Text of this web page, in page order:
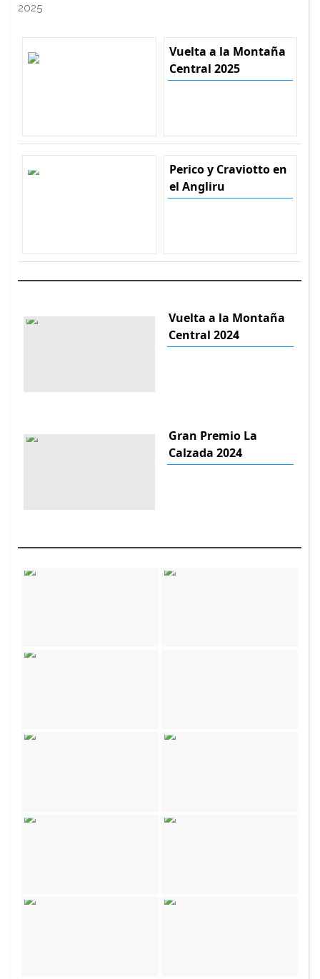
2025
Vuelta a la Montaña
Central 2025
Perico y Craviotto en
el Angliru
Vuelta a la Montaña
Central 2024
Gran Premio La
Calzada 2024